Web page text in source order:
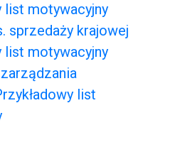
list motywacyjny
sprzedaży krajowej
list motywacyjny
list